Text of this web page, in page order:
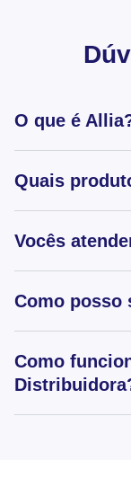
O que é
Quais
Vocês
Como posso
Como